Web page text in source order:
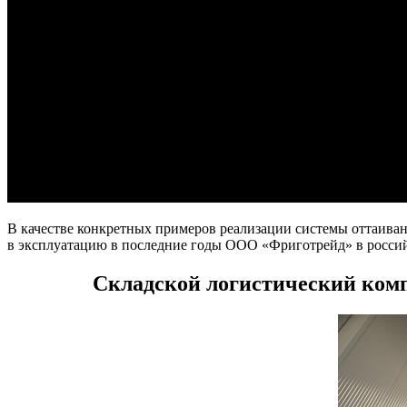
В качестве конкретных примеров реализации системы
в эксплуатацию в последние годы ООО «Фриготрейд» в
Складской логистический